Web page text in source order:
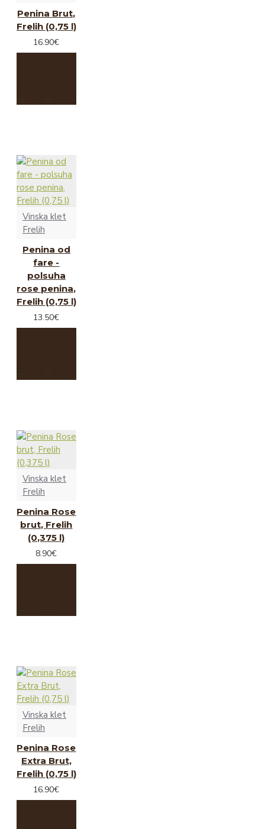
Penina Brut,
Frelih (0,75 l)
16.90€
Vinska klet
Frelih
Penina od
fare -
polsuha
rose penina,
Frelih (0,75 l)
13.50€
Vinska klet
Frelih
Penina Rose
brut, Frelih
(0,375 l)
8.90€
Vinska klet
Frelih
Penina Rose
Extra Brut,
Frelih (0,75 l)
16.90€